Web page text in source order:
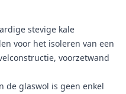
stevige kale
voor het isoleren van een
voorzetwand
de glaswol is geen enkel